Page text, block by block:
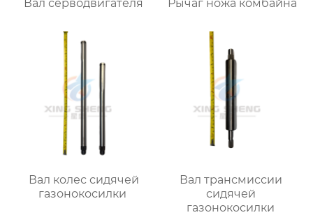
Вал серводвигателя Рычаг ножа комбайна
Вал колес сидячей
газонокосилки
Вал трансмиссии
сидячей
газонокосилки